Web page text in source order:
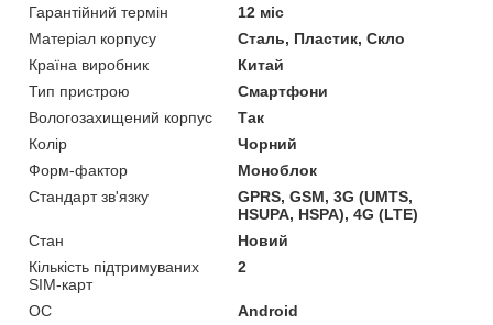
Гарантійний термін
12 міс
Матеріал корпусу
Сталь, Пластик, Скло
Країна виробник
Китай
Тип пристрою
Смартфони
Вологозахищений корпус
Так
Колір
Чорний
Форм-фактор
Моноблок
Стандарт зв'язку
GPRS, GSM, 3G (UMTS,
HSUPA, HSPA), 4G (LTE)
Стан
Новий
Кількість підтримуваних
SIM-карт
2
ОС
Android